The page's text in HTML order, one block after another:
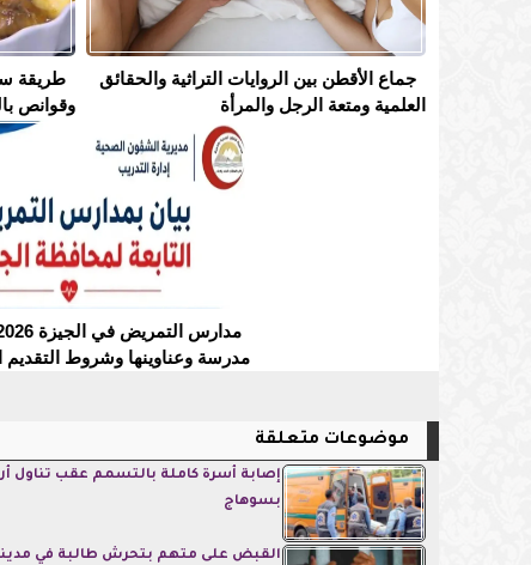
جماع الأقطن بين الروايات التراثية والحقائق
العلمية ومتعة الرجل والمرأة
طريقة
وقوانص
مدرسة وعناوينها وشروط التقديم
موضوعات متعلقة
إصابة أسرة كاملة بالتسمم عقب تناول
بسوهاج
القبض على متهم بتحرش طالبة في